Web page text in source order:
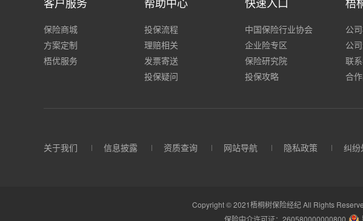
保险商城
方案定制
梧优服务
投保流程
理赔相关
发票寄送
投保疑问
中国保险行业协会
企业险专区
保险研究院
投保攻略
公
公
联
合
关于我们 信息披露 资质查询 网站导航 隐私政策 纠
Copyright © 2021梧桐树保险经纪 All Rights
保险中介许可证：260580000000800